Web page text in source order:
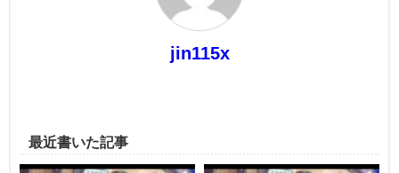
jin115x
最近書いた記事